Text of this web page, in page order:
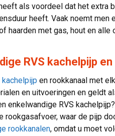
als voordeel dat het extra
heeft. Vaak noemt
haarden met gas, hout en
RVS kachelpijp
kachelpijp en rookkanaal met
en uitvoeringen en geldt
enkelwandige RVS
rookgasafvoer, waar de pijp
rookkanalen, omdat u moet